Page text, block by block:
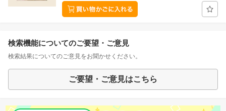
検索機能についてのご要望・ご意見
検索結果についてのご意見をお聞かせください。
ご要望・ご意見はこちら